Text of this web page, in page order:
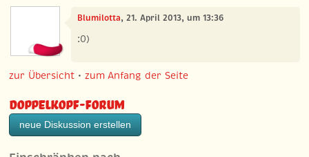
Blumilotta, 21. April 2013, um 13:36
:0)
zur Übersicht •zum Anfang der Seite
Doppelkopf-Forum
neue Diskussion erstellen